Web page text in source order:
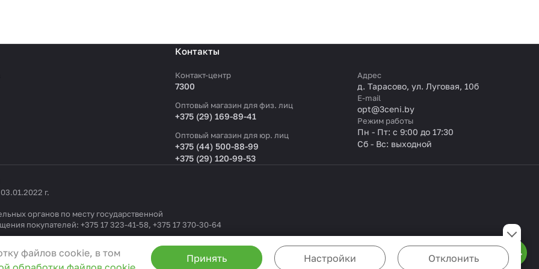
Контакты
Контакт-центр
7300
Оптовый магазин для физ. лиц
+375 (29) 169-89-41
Оптовый магазин для юр. лиц
+375 (44) 500-88-99
+375 (29) 120-99-53
Адрес
д. Тарасово, ул. Луговая, 10б
E-mail
opt@3ceni.by
Режим работы
Пн - Пт: с 9:00 до 17:30
Сб - Вс: выходной
г.
органов по месту государственной
покупателей: +375 17 323-41-58, +375 17 370-30-64
от 19.09.2022
файлов cookie, в том
Принять Настройки Отклонить